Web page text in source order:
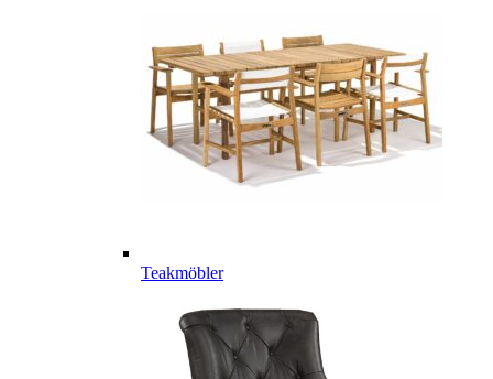
Teakmöbler